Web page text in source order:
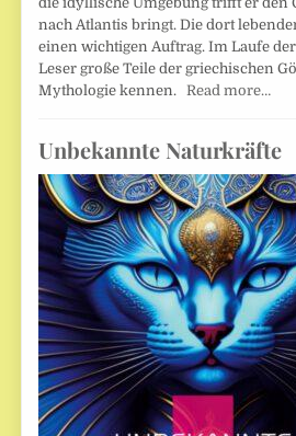
nach Atlantis bringt. Die dort
einen wichtigen Auftrag. Im Laufe
Leser große Teile der griechischen
Mythologie kennen. Read more…
Unbekannte Naturkräfte